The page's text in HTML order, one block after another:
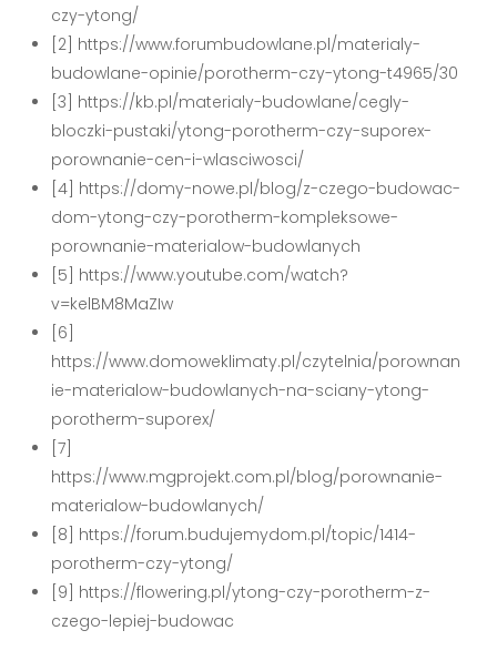
czy-ytong/
[2] https://www.forumbudowlane.pl/materialy-
budowlane-opinie/porotherm-czy-ytong-t4965/30
[3] https://kb.pl/materialy-budowlane/cegly-
bloczki-pustaki/ytong-porotherm-czy-suporex-
porownanie-cen-i-wlasciwosci/
[4] https://domy-nowe.pl/blog/z-czego-budowac-
dom-ytong-czy-porotherm-kompleksowe-
porownanie-materialow-budowlanych
[5] https://www.youtube.com/watch?
v=kelBM8MaZIw
[6]
https://www.domoweklimaty.pl/czytelnia/porownan
ie-materialow-budowlanych-na-sciany-ytong-
porotherm-suporex/
[7]
https://www.mgprojekt.com.pl/blog/porownanie-
materialow-budowlanych/
[8] https://forum.budujemydom.pl/topic/1414-
porotherm-czy-ytong/
[9] https://flowering.pl/ytong-czy-porotherm-z-
czego-lepiej-budowac